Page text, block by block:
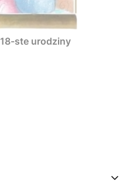
ste urodziny